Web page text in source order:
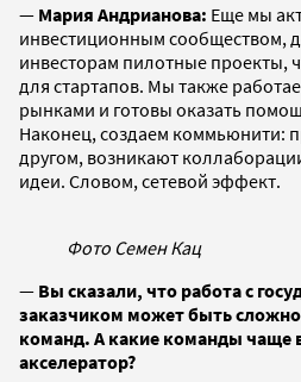
— Мария Андрианова: Еще мы
инвестиционным сообществом,
инвесторам пилотные проекты,
для стартапов. Мы также
рынками и готовы оказать
Наконец, создаем коммьюнити:
другом, возникают
идеи. Словом, сетевой эффект.
Фото Семен Кац
— Вы сказали, что работа с
заказчиком может быть
команд. А какие команды чаще
акселератор?